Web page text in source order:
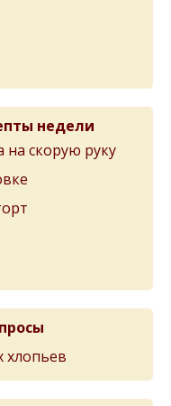
недели
скорую руку
хлопьев